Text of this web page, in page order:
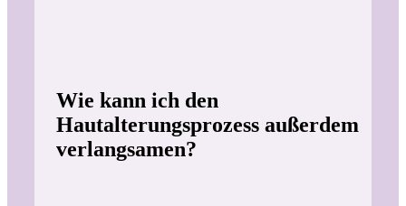
Wie kann ich den
Hautalterungsprozess außerdem
verlangsamen?